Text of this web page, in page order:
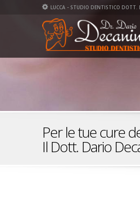
LUCCA - STUDIO DENTISTICO DOTT.
Per le tue cure
Il Dott. Dario